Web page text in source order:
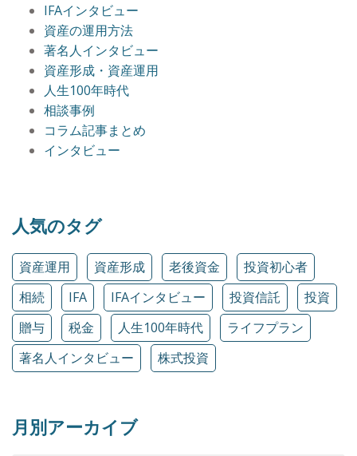
IFAインタビュー
資産の運用方法
著名人インタビュー
資産形成・資産運用
人生100年時代
相談事例
コラム記事まとめ
インタビュー
人気のタグ
資産運用 資産形成 老後資金
投資初心者
相続
IFA IFAインタビュー 投資信託
投資
贈与
税金 人生100年時代
ライフプラン
著名人インタビュー
株式投資
月別アーカイブ